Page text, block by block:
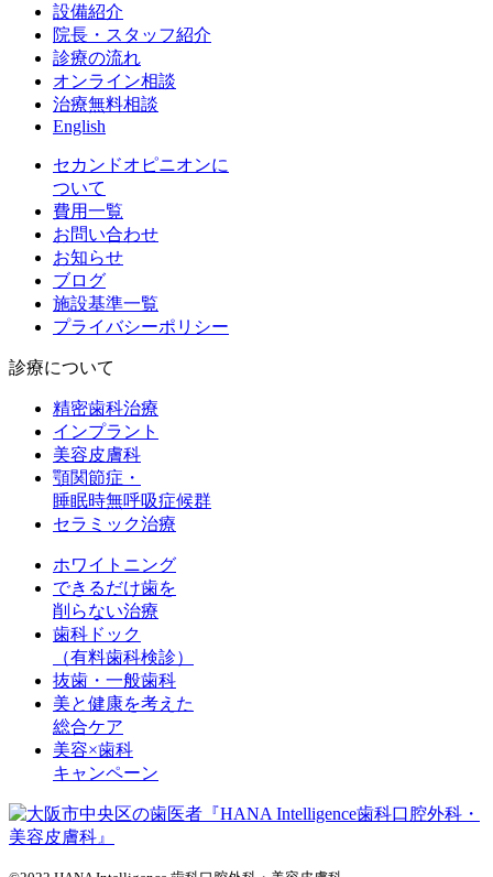
設備紹介
院長・スタッフ紹介
診療の流れ
オンライン相談
治療無料相談
English
セカンドオピニオンに
ついて
費用一覧
お問い合わせ
お知らせ
ブログ
施設基準一覧
プライバシーポリシー
診療について
精密歯科治療
インプラント
美容皮膚科
顎関節症・
睡眠時無呼吸症候群
セラミック治療
ホワイトニング
できるだけ歯を
削らない治療
歯科ドック
（有料歯科検診）
抜歯・一般歯科
美と健康を考えた
総合ケア
美容×歯科
キャンペーン